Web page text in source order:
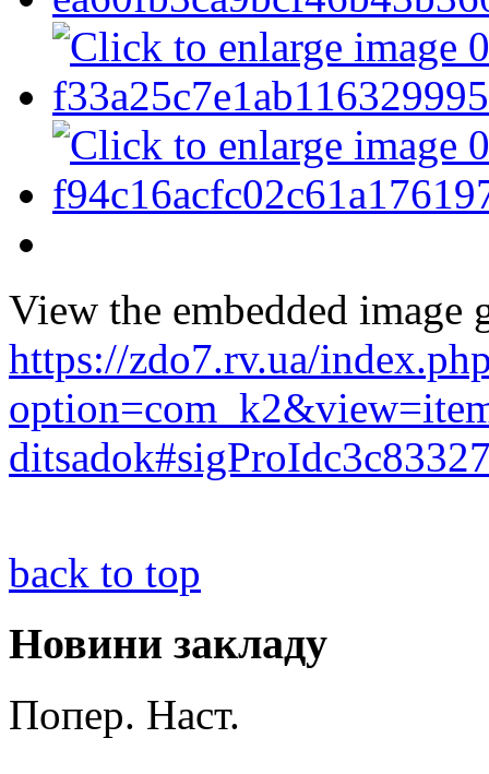
View the embedded image
https://zdo7.rv.ua/
back to top
Новини закладу
Попер. Наст.